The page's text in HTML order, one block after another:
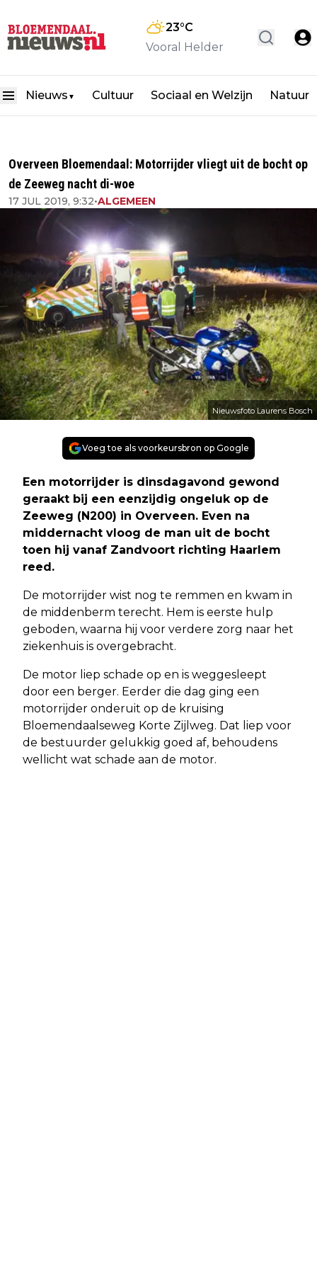
23°C
Vooral Helder
Nieuws ▼ Cultuur Sociaal en Welzijn Natuur
Overveen Bloemendaal: Motorrijder vliegt uit de bocht op
de Zeeweg nacht di-woe
17 JUL 2019, 9:32•ALGEMEEN
Nieuwsfoto Laurens Bosch
Voeg toe als voorkeursbron op Google
Een motorrijder is dinsdagavond gewond
geraakt bij een eenzijdig ongeluk op de
Zeeweg (N200) in Overveen. Even na
middernacht vloog de man uit de bocht
toen hij vanaf Zandvoort richting Haarlem
reed.
De motorrijder wist nog te remmen en kwam in
de middenberm terecht. Hem is eerste hulp
geboden, waarna hij voor verdere zorg naar het
ziekenhuis is overgebracht.
De motor liep schade op en is weggesleept
door een berger. Eerder die dag ging een
motorrijder onderuit op de kruising
Bloemendaalseweg Korte Zijlweg. Dat liep voor
de bestuurder gelukkig goed af, behoudens
wellicht wat schade aan de motor.